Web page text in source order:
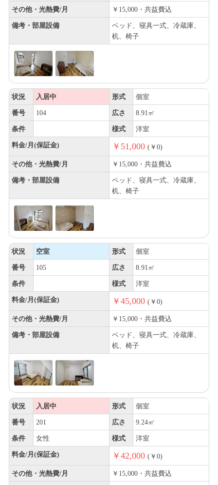
その他・光熱費/月 ￥15,000・共益費込
備考・部屋設備
ベッド、寝具一式、冷蔵庫、
机、椅子
状況 入居中 形式 個室
番号 104 広さ 8.91㎡
条件 様式 洋室
料金/月(保証金) ￥51,000 (￥0)
その他・光熱費/月 ￥15,000・共益費込
備考・部屋設備
ベッド、寝具一式、冷蔵庫、
机、椅子
状況 空室 形式 個室
番号 105 広さ 8.91㎡
条件 様式 洋室
料金/月(保証金) ￥45,000 (￥0)
その他・光熱費/月 ￥15,000・共益費込
備考・部屋設備
ベッド、寝具一式、冷蔵庫、
机、椅子
状況 入居中 形式 個室
番号 201 広さ 9.24㎡
条件 女性 様式 洋室
料金/月(保証金) ￥42,000 (￥0)
その他・光熱費/月 ￥15,000・共益費込